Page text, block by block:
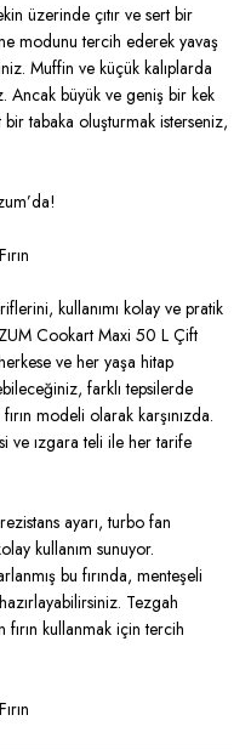
üzerinde çıtır ve sert bir
modunu tercih ederek yavaş
Muffin ve küçük kalıplarda
Ancak büyük ve geniş bir kek
bir tabaka oluşturmak isterseniz,
kullanımı kolay ve pratik
Cookart Maxi 50 L Çift
ve her yaşa hitap
farklı tepsilerde
modeli olarak karşınızda.
ve ızgara teli ile her tarife
ayarı, turbo fan
kullanım sunuyor.
bu fırında, menteşeli
Tezgah
fırın kullanmak için tercih